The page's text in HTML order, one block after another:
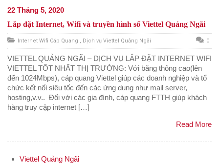
22 Tháng 5, 2020
Lắp đặt Internet, Wifi và truyền hình số Viettel Quảng Ngãi
Internet Wifi Cáp Quang , Dịch vụ Viettel Quảng Ngãi 0
VIETTEL QUẢNG NGÃI – DỊCH VỤ LẮP ĐẶT INTERNET WIFI
VIETTEL TỐT NHẤT THỊ TRƯỜNG: Với băng thông cao(lên
đến 1024Mbps), cáp quang Viettel giúp các doanh nghiệp và tổ
chức kết nối siêu tốc đến các ứng dụng như mail server,
hosting,v.v.. Đối với các gia đình, cáp quang FTTH giúp khách
hàng truy cập internet […]
Read More
Viettel Quảng Ngãi